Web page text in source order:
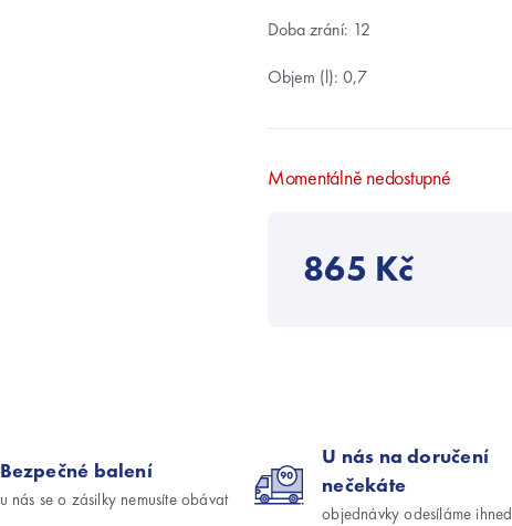
865 Kč
Doba zrání: 12
Objem (l): 0,7
Momentálně nedostupné
Bezpečné balení
u nás se o zásilky nemusíte obávat
U nás na doručení
nečekáte
objednávky odesíláme ihned